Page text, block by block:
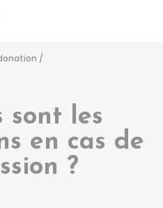
/
sont les
en cas de
?